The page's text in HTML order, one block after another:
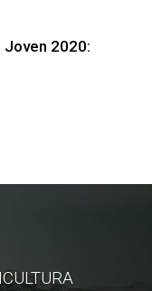
Joven 2020: